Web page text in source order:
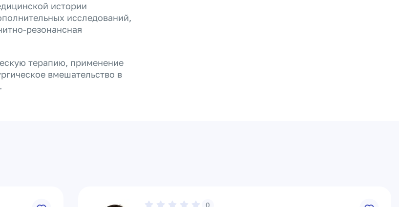
истории
исследований,
резонансная
терапию, применение
вмешательство в
0